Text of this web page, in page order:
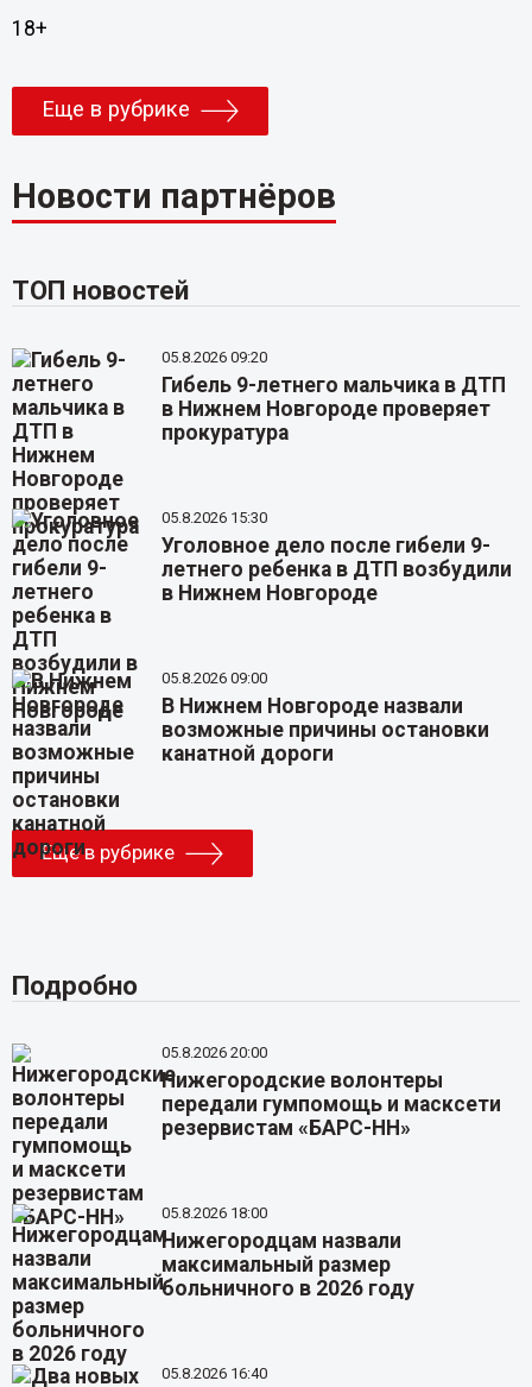
18+
Еще в рубрике
Новости партнёров
ТОП новостей
05.8.2026 09:20
Гибель 9-летнего мальчика в ДТП
в Нижнем Новгороде проверяет
прокуратура
05.8.2026 15:30
Уголовное дело после гибели 9-
летнего ребенка в ДТП возбудили
в Нижнем Новгороде
05.8.2026 09:00
В Нижнем Новгороде назвали
возможные причины остановки
канатной дороги
Еще в рубрике
Подробно
05.8.2026 20:00
Нижегородские волонтеры
передали гумпомощь и масксети
резервистам «БАРС-НН»
05.8.2026 18:00
Нижегородцам назвали
максимальный размер
больничного в 2026 году
05.8.2026 16:40